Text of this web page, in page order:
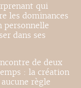
qui
les dominances
personnelle
dans ses
de deux
: la création
règle